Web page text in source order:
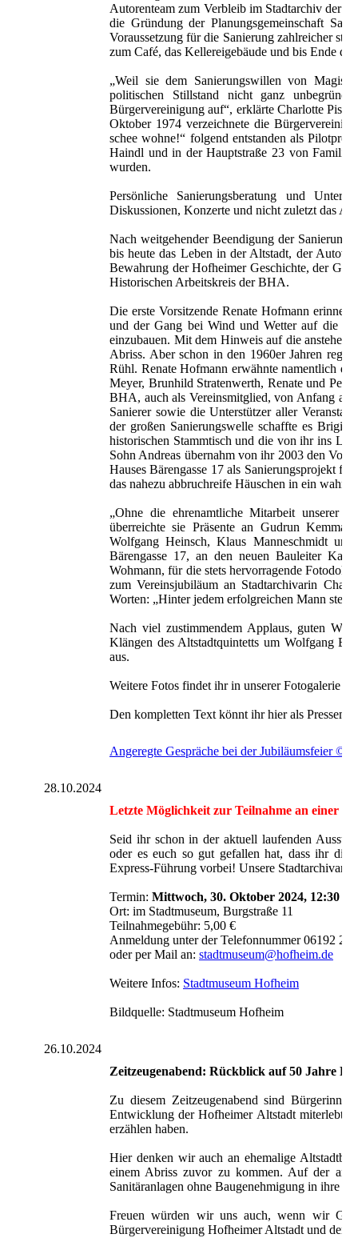
Autorenteam zum Verbleib im Stadtarchiv der
die Gründung der Planungsgemeinschaft
Voraussetzung für die Sanierung zahlreicher
zum Café, das Kellereigebäude und bis Ende
„Weil sie dem Sanierungswillen von
politischen Stillstand nicht ganz
Bürgervereinigung auf“, erklärte Charlotte
Oktober 1974 verzeichnete die
schee wohne!“ folgend entstanden als
Haindl und in der Hauptstraße 23 von Familie
wurden.
Persönliche Sanierungsberatung und
Diskussionen, Konzerte und nicht zuletzt das
Nach weitgehender Beendigung der
bis heute das Leben in der Altstadt, der
Bewahrung der Hofheimer Geschichte, der
Historischen Arbeitskreis der BHA.
Die erste Vorsitzende Renate Hofmann
und der Gang bei Wind und Wetter auf die
einzubauen. Mit dem Hinweis auf die
Abriss. Aber schon in den 1960er Jahren regte
Rühl. Renate Hofmann erwähnte namentlich
Meyer, Brunhild Stratenwerth, Renate und
BHA, auch als Vereinsmitglied, von Anfang an
Sanierer sowie die Unterstützer aller
der großen Sanierungswelle schaffte es
historischen Stammtisch und die von ihr ins
Sohn Andreas übernahm von ihr 2003 den
Hauses Bärengasse 17 als Sanierungsprojekt
das nahezu abbruchreife Häuschen in ein
„Ohne die ehrenamtliche Mitarbeit unserer
überreichte sie Präsente an Gudrun
Wolfgang Heinsch, Klaus Manneschmidt
Bärengasse 17, an den neuen Bauleiter
Wohmann, für die stets hervorragende
zum Vereinsjubiläum an Stadtarchivarin
Worten: „Hinter jedem erfolgreichen Mann steht
Nach viel zustimmendem Applaus, guten
Klängen des Altstadtquintetts um Wolfgang
aus.
Weitere Fotos findet ihr in unserer Fotogalerie
Den kompletten Text könnt ihr hier als
Angeregte Gespräche bei der Jubiläumsfeier ©
28.10.2024
Letzte Möglichkeit zur Teilnahme an einer
Seid ihr schon in der aktuell laufenden
oder es euch so gut gefallen hat, dass ihr
Express-Führung vorbei! Unsere
Termin: Mittwoch, 30. Oktober 2024, 12:30
Ort: im Stadtmuseum, Burgstraße 11
Teilnahmegebühr: 5,00 €
Anmeldung unter der Telefonnummer 06192
oder per Mail an: stadtmuseum@hofheim.de
Weitere Infos: Stadtmuseum Hofheim
Bildquelle: Stadtmuseum Hofheim
26.10.2024
Zeitzeugenabend: Rückblick auf 50 Jahre
Zu diesem Zeitzeugenabend sind
Entwicklung der Hofheimer Altstadt miterlebt
erzählen haben.
Hier denken wir auch an ehemalige
einem Abriss zuvor zu kommen. Auf der
Sanitäranlagen ohne Baugenehmigung in ihre
Freuen würden wir uns auch, wenn wir
Bürgervereinigung Hofheimer Altstadt und